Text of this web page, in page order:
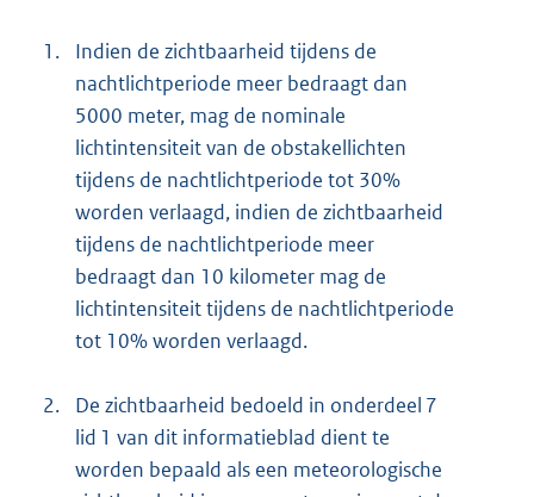
1.
Indien de zichtbaarheid tijdens de
nachtlichtperiode meer bedraagt dan
5000 meter, mag de nominale
lichtintensiteit van de obstakellichten
tijdens de nachtlichtperiode tot 30%
worden verlaagd, indien de zichtbaarheid
tijdens de nachtlichtperiode meer
bedraagt dan 10 kilometer mag de
lichtintensiteit tijdens de nachtlichtperiode
tot 10% worden verlaagd.
2.
De zichtbaarheid bedoeld in onderdeel 7
lid 1 van dit informatieblad dient te
worden bepaald als een meteorologische